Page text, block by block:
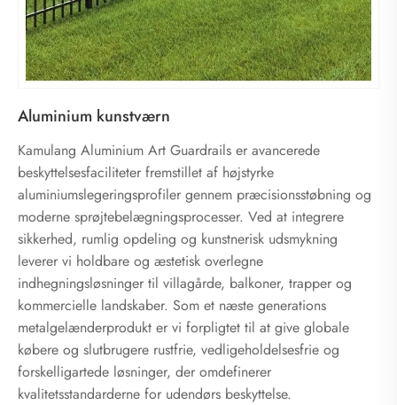
Aluminium kunstværn
Kamulang Aluminium Art Guardrails er avancerede
beskyttelsesfaciliteter fremstillet af højstyrke
aluminiumslegeringsprofiler gennem præcisionsstøbning og
moderne sprøjtebelægningsprocesser. Ved at integrere
sikkerhed, rumlig opdeling og kunstnerisk udsmykning
leverer vi holdbare og æstetisk overlegne
indhegningsløsninger til villagårde, balkoner, trapper og
kommercielle landskaber. Som et næste generations
metalgelænderprodukt er vi forpligtet til at give globale
købere og slutbrugere rustfrie, vedligeholdelsesfrie og
forskelligartede løsninger, der omdefinerer
kvalitetsstandarderne for udendørs beskyttelse.